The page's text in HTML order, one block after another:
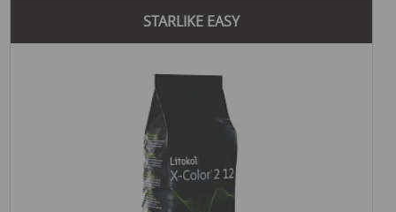
STARLIKE EASY